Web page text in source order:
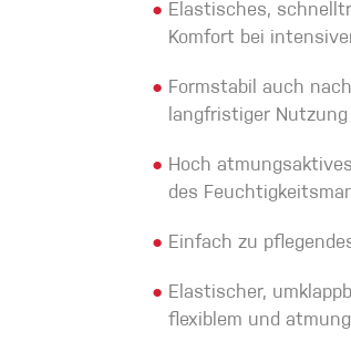
● Elastisches,
Komfort bei
● Formstabil auch
langfristiger Nutzung
● Hoch
des
● Einfach zu
● Elastischer,
flexiblem und